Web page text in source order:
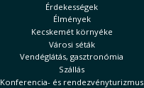
Érdekességek
Élmények
Kecskemét környéke
Városi séták
Vendéglátás, gasztronómia
Szállás
Konferencia- és rendezvényturizmus